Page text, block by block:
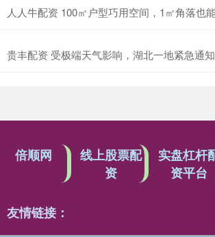
人人牛配资 100㎡户型巧用空间，1㎡角落也
贵丰配资 受极端天气影响，湖北一地紧急通
倍顺网
线上股票配
资
实盘杠杆
资平台
友情链接：